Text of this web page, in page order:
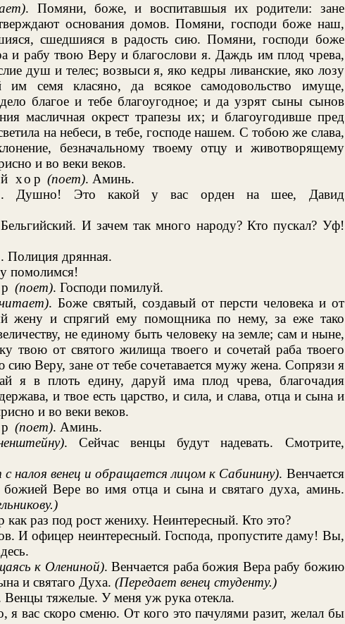
. Помяни, боже, и воспитавшыя их родители: зане
основания домов. Помяни, господи боже наш,
сшедшияся в радость сию. Помяни, господи боже
и рабу твою Веру и благослови я. Даждь им плод чрева,
душ и телес; возвыси я, яко кедры ливанские, яко лозу
им семя класяно, да всякое самодовольство имуще,
благое и тебе благоугодное; и да узрят сыны сынов
масличная окрест трапезы их; и благоугодивше пред
на небеси, в тебе, господе нашем. С тобою же слава,
безначальному твоему отцу и животворящему
и во веки веков.
хор (поет). Аминь.
. Душно! Это какой у вас орден на шее, Давид
И зачем так много народу? Кто пускал? Уф!
. Полиция дрянная.
помолимся!
(поет). Господи помилуй.
. Боже святый, создавый от персти человека и от
жену и спрягий ему помощника по нему, за еже тако
не единому быть человеку на земле; сам и ныне,
твою от святого жилища твоего и сочетай раба твоего
сию Веру, зане от тебе сочетавается мужу жена. Сопрязи я
я в плоть едину, даруй има плод чрева, благочадия
и твое есть царство, и сила, и слава, отца и сына и
и во веки веков.
(поет). Аминь.
. Сейчас венцы будут надевать. Смотрите,
с налоя венец и обращается лицом к Сабинину). Венчается
Вере во имя отца и сына и святаго духа, аминь.
раз под рост жениху. Неинтересный. Кто это?
И офицер неинтересный. Господа, пропустите даму! Вы,
к Олениной). Венчается раба божия Вера рабу божию
и святаго Духа. (Передает венец студенту.)
Венцы тяжелые. У меня уж рука отекла.
я вас скоро сменю. От кого это пачулями разит, желал бы